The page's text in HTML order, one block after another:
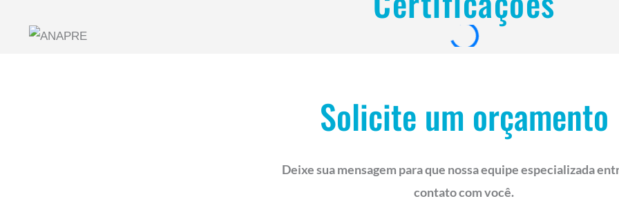
Solicite um orçamento
Deixe sua mensagem para que nossa equipe especializada
contato com você.